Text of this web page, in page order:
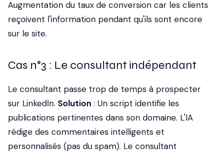
Augmentation du taux de conversion car les clients
reçoivent l'information pendant qu'ils sont encore
sur le site.
Cas n°3 : Le consultant indépendant
Le consultant passe trop de temps à prospecter
sur LinkedIn. Solution : Un script identifie les
publications pertinentes dans son domaine. L'IA
rédige des commentaires intelligents et
personnalisés (pas du spam). Le consultant